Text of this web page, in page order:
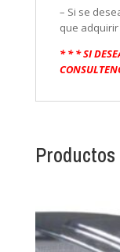
– Si se
que
* * * SI